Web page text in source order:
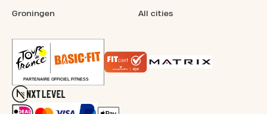
Groningen All cities